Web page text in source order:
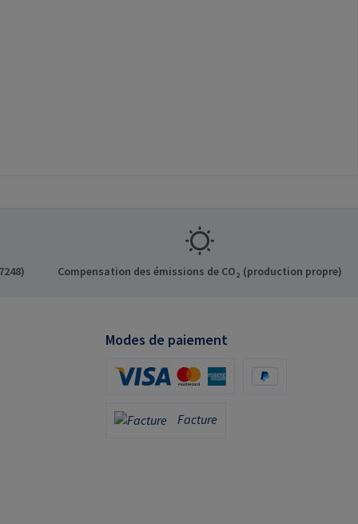
Compensation des émissions de CO₂ (production propre)
Modes de paiement
Facture
Facture